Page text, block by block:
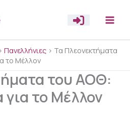
> Πανελλήνιες > Τα Πλεονεκτήματα
το Μέλλον
του ΑΟΘ:
το Μέλλον